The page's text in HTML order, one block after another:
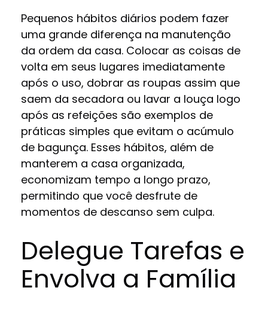
Pequenos hábitos diários podem fazer
uma grande diferença na manutenção
da ordem da casa. Colocar as coisas de
volta em seus lugares imediatamente
após o uso, dobrar as roupas assim que
saem da secadora ou lavar a louça logo
após as refeições são exemplos de
práticas simples que evitam o acúmulo
de bagunça. Esses hábitos, além de
manterem a casa organizada,
economizam tempo a longo prazo,
permitindo que você desfrute de
momentos de descanso sem culpa.
Delegue Tarefas e
Envolva a Família